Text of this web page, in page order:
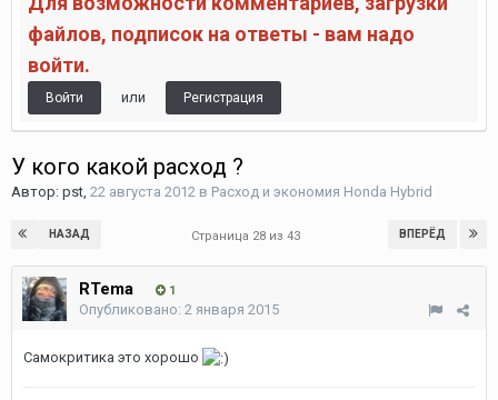
файлов, подписок на ответы - вам надо
войти.
Войти или Регистрация
У кого какой расход ?
Автор: pst, 22 августа 2012 в Расход и экономия Honda Hybrid
НАЗАД ВПЕРЁД
Страница 28 из 43
RTema 1
Опубликовано: 2 января 2015
Самокритика это хорошо